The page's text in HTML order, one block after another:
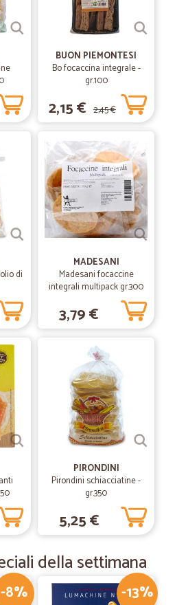
BUON PIEMONTESI
Bo focaccina integrale -
gr.100
2,15 € 2,45 €
di
MADESANI
Madesani focaccine
integrali multipack gr.300
3,79 €
PIRONDINI
Pirondini schiacciatine -
gr.350
5,25 €
della settimana
-8% -13%